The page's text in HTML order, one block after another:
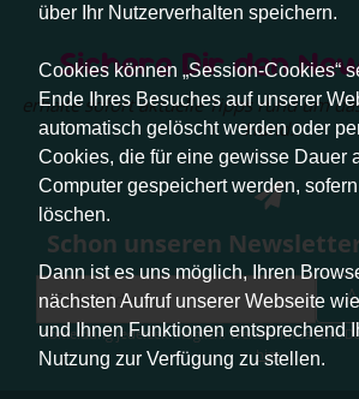
über Ihr Nutzerverhalten speichern.
Cookies können „Session-Cookies“
Ende Ihres Besuches auf unserer
automatisch gelöscht werden oder
Cookies, die für eine gewisse Dauer
Computer gespeichert werden,
löschen.
Dann ist es uns möglich, Ihren
nächsten Aufruf unserer Webseite
und Ihnen Funktionen entsprechend
Nutzung zur Verfügung zu stellen.
Sichere Dir den
erhalte sofort aktuelle Tipps rund um
Hund.
Schon unseren
Abmeldung jederzeit möglich. Weitere Infos zum
hier.